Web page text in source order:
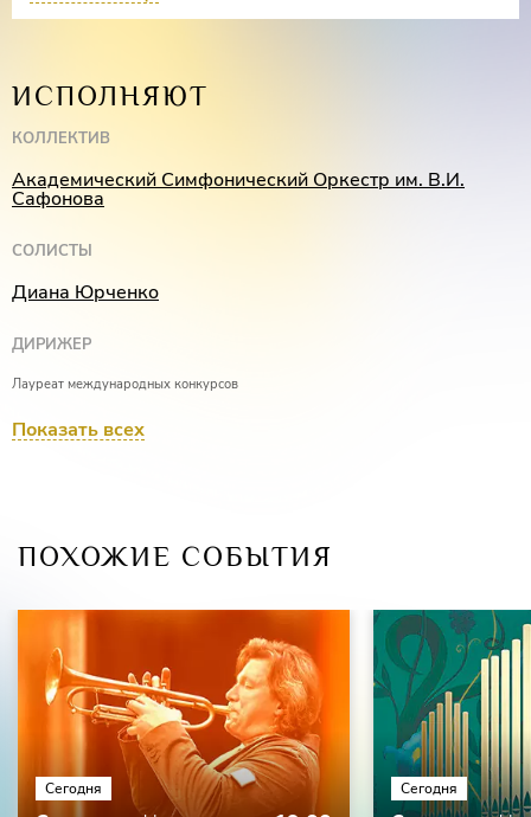
ИСПОЛНЯЮТ
КОЛЛЕКТИВ
Академический Симфонический Оркестр им. В.И.
Сафонова
СОЛИСТЫ
Диана Юрченко
ДИРИЖЕР
Лауреат международных конкурсов
Показать всех
ПОХОЖИЕ СОБЫТИЯ
Сегодня Сегодня